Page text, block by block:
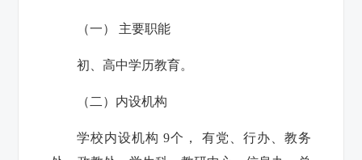
（一） 主要职能
初、高中学历教育。
（二）内设机构
学校内设机构 9个， 有党、行办、教务